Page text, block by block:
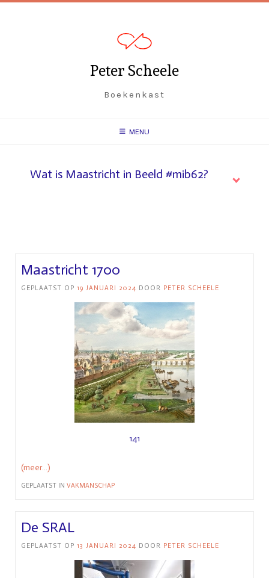
Peter Scheele
Boekenkast
MENU
Wat is Maastricht in Beeld #mib62?
Maastricht 1700
GEPLAATST OP 19 JANUARI 2024 DOOR PETER SCHEELE
141
(meer…)
GEPLAATST IN VAKMANSCHAP
De SRAL
GEPLAATST OP 13 JANUARI 2024 DOOR PETER SCHEELE